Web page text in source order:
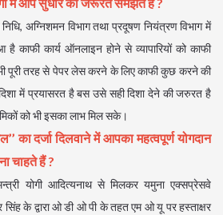
निधि, अग्निशमन विभाग तथा प्रदूषण नियंत्रण विभाग में
काफी कार्य ऑनलाइन होने से व्यापारियों को काफी
पूरी तरह से पेपर लेस करने के लिए काफी कुछ करने की
में प्रयासरत है बस उसे सही दिशा देने की जरुरत है
को भी इसका लाभ मिल सके।
का दर्जा दिलवाने में आपका महत्वपूर्ण योगदान
चाहते हैं ?
योगी आदित्यनाथ से मिलकर यमुना एक्सप्रेसवे
के द्वारा ओ डी ओ पी के तहत एम ओ यू पर हस्ताक्षर